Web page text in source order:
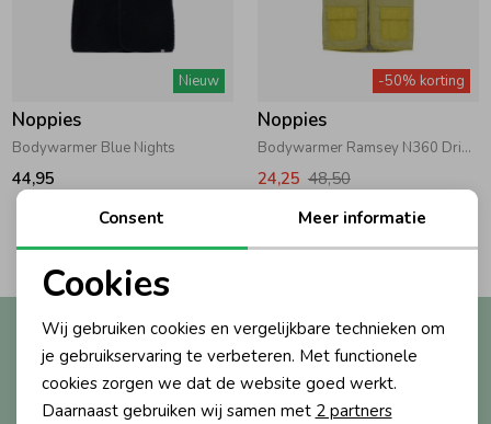
Zwemkleding
Vesten
Overhemden
Colberts & Gilets
Boxpakjes
Zwemkleding
Vesten
Overhemden
Jurken
Rokken & Skorts
Cadeaubonnen
Kledingaccessoires
Babyaccessoires
Verzorgingsproducten
Beenmode
Winterjassen
Zwemvesten & Zwembandjes
Winterjassen
Nieuw
Noppies
Bodywarmer Blue Nights
44,95
-50% korting
Noppies
Bodywarmer Ramsey N360 Dried Herb
24,25 48,50
Altijd als eerste op de hoogte?
Ontvang nieuwe collecties, exclusieve acties én direct
10% korting* op je eerste bestelling.
Noodzakelijke cookies
Personalisatie cookies
Analytische cookies
Consent Meer informatie
Cookies
Wij gebruiken cookies en vergelijkbare technieken om
je gebruikservaring te verbeteren. Met functionele
cookies zorgen we dat de website goed werkt.
Daarnaast gebruiken wij samen met 2 partners